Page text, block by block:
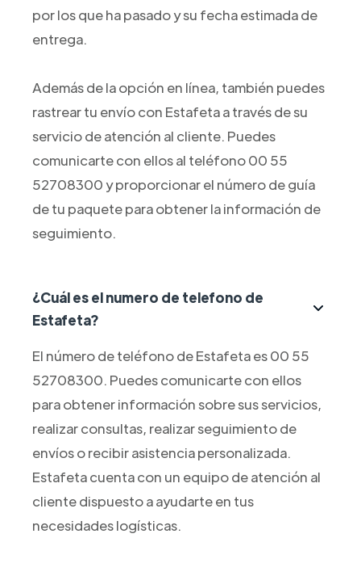
por los que ha pasado y su fecha estimada de
entrega.
Además de la opción en línea, también puedes
rastrear tu envío con Estafeta a través de su
servicio de atención al cliente. Puedes
comunicarte con ellos al teléfono 00 55
52708300 y proporcionar el número de guía
de tu paquete para obtener la información de
seguimiento.
¿Cuál es el numero de telefono de
Estafeta?
El número de teléfono de Estafeta es 00 55
52708300. Puedes comunicarte con ellos
para obtener información sobre sus servicios,
realizar consultas, realizar seguimiento de
envíos o recibir asistencia personalizada.
Estafeta cuenta con un equipo de atención al
cliente dispuesto a ayudarte en tus
necesidades logísticas.